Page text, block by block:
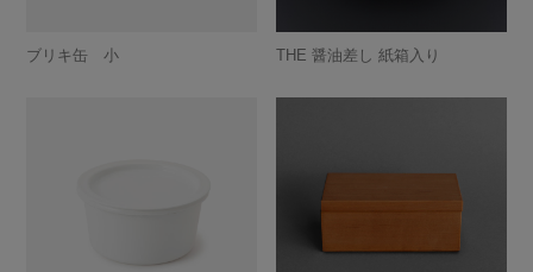
ブリキ缶 小 THE 醤油差し 紙箱入り